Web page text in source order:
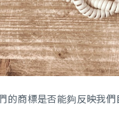
的商標是否能夠反映我